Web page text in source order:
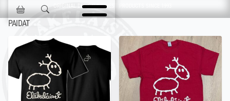
Ohita navigointi
Jokisen Valinta ORIGINAL DESIGN & FINEST PRODUCTS SINCE 1993
PAIDAT